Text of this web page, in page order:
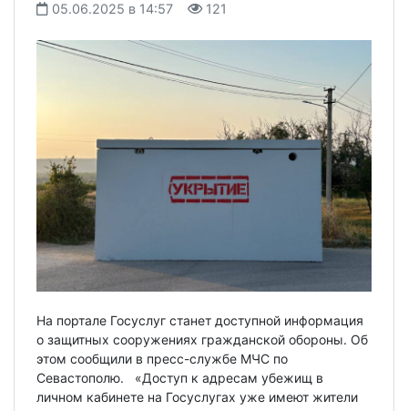
05.06.2025 в 14:57 121
На портале Госуслуг станет доступной информация
о защитных сооружениях гражданской обороны. Об
этом сообщили в пресс-службе МЧС по
Севастополю. «Доступ к адресам убежищ в
личном кабинете на Госуслугах уже имеют жители